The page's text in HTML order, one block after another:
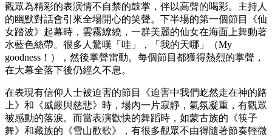
觀眾為精彩的表演情不自禁的鼓掌，伴以高聲的喝彩。主持人
的幽默對話會引來全場開心的笑聲。下半場的第一個節目《仙
女踏波》起幕時，雲霧繚繞，一群美麗的仙女在海面上舞動著
水藍色絲帶。很多人驚嘆「哇」，「我的天哪」（My
goodness！），然後掌聲雷動。每個節目都獲得熱烈的掌聲，
在大幕全落下後仍經久不息。
在表現有信仰人士被迫害的節目《迫害中我們屹然走在神的路
上》和《威嚴與慈悲》時，場內一片寂靜，氣氛凝重，有觀眾
被感動的落淚。而當表演歡快的舞蹈時，如蒙古族的《筷子
舞》和藏族的《雪山歡歌》，有很多觀眾不由得隨著節奏輕微